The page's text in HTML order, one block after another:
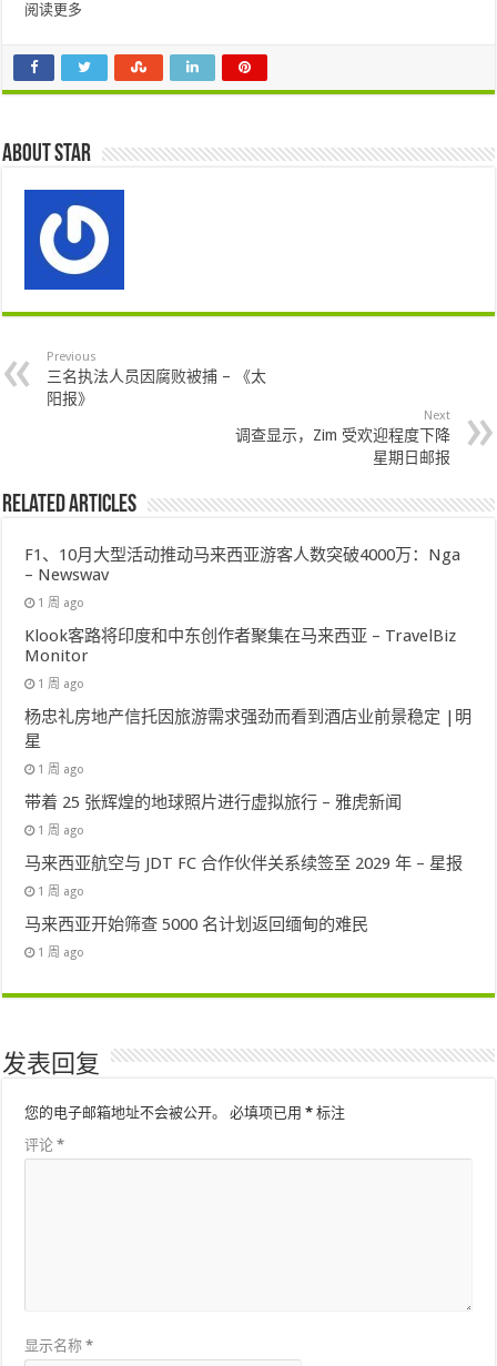
阅读更多
About star
Previous
三名执法人员因腐败被捕 – 《太
阳报》
Next
调查显示，Zim 受欢迎程度下降
星期日邮报
Related Articles
F1、10月大型活动推动马来西亚游客人数突破4000万：Nga
– Newswav
1 周 ago
Klook客路将印度和中东创作者聚集在马来西亚 – TravelBiz
Monitor
1 周 ago
杨忠礼房地产信托因旅游需求强劲而看到酒店业前景稳定 |明
星
1 周 ago
带着 25 张辉煌的地球照片进行虚拟旅行 – 雅虎新闻
1 周 ago
马来西亚航空与 JDT FC 合作伙伴关系续签至 2029 年 – 星报
1 周 ago
马来西亚开始筛查 5000 名计划返回缅甸的难民
1 周 ago
发表回复
您的电子邮箱地址不会被公开。 必填项已用* 标注
评论*
显示名称*